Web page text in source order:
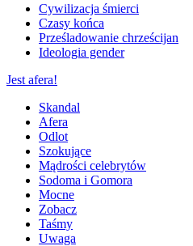
Cywilizacja śmierci
Czasy końca
Prześladowanie chrześcijan
Ideologia gender
Jest afera!
Skandal
Afera
Odlot
Szokujące
Mądrości celebrytów
Sodoma i Gomora
Mocne
Zobacz
Taśmy
Uwaga